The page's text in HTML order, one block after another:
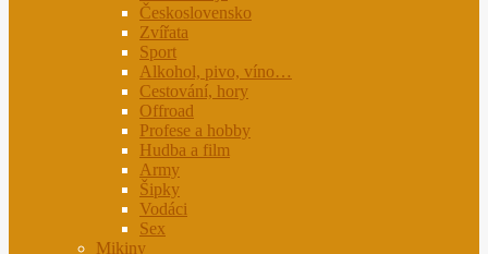
Československo
Zvířata
Sport
Alkohol, pivo, víno…
Cestování, hory
Offroad
Profese a hobby
Hudba a film
Army
Šipky
Vodáci
Sex
Mikiny